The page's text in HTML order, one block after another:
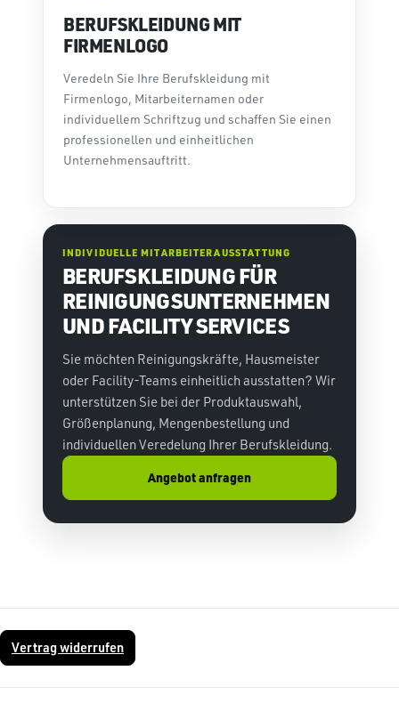
BERUFSKLEIDUNG MIT
FIRMENLOGO
Veredeln Sie Ihre Berufskleidung mit
Firmenlogo, Mitarbeiternamen oder
individuellem Schriftzug und schaffen Sie einen
professionellen und einheitlichen
Unternehmensauftritt.
INDIVIDUELLE MITARBEITERAUSSTATTUNG
BERUFSKLEIDUNG FÜR
REINIGUNGSUNTERNEHMEN
UND FACILITY SERVICES
Sie möchten Reinigungskräfte, Hausmeister
oder Facility-Teams einheitlich ausstatten? Wir
unterstützen Sie bei der Produktauswahl,
Größenplanung, Mengenbestellung und
individuellen Veredelung Ihrer Berufskleidung.
Angebot anfragen
Vertrag widerrufen